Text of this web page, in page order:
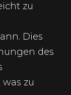
zu
Dies
des
zu